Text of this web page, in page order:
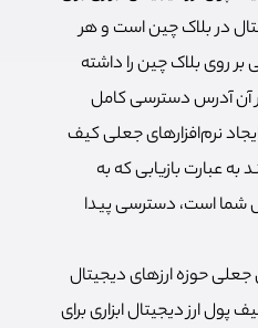
در بلاک چین است و هر
روی بلاک چین را داشته
آن آدرس دسترسی کامل
نرم‌افزارهای جعلی کیف
عبارت بازیابی که به
است، دسترسی پیدا
جعلی حوزه ارزهای دیجیتال
ارز دیجیتال ابزاری برای